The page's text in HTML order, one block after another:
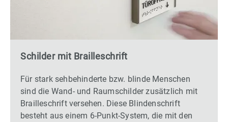
Schilder mit Brailleschrift
Für stark sehbehinderte bzw. blinde Menschen
sind die Wand- und Raumschilder zusätzlich mit
Brailleschrift versehen. Diese Blindenschrift
besteht aus einem 6-Punkt-System, die mit den